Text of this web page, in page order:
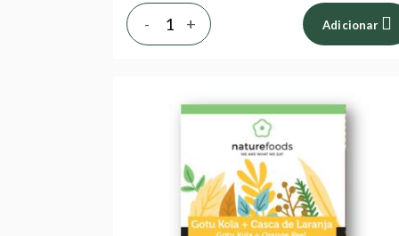
+
- Adicionar